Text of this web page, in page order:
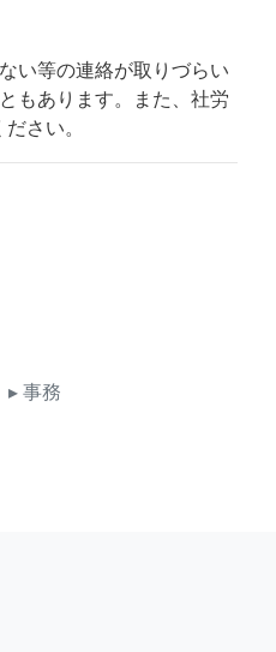
い等の連絡が取りづらい
もあります。また、社労
さい。
▸ 事務